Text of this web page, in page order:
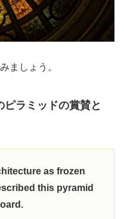
ましょう。
ラミッドの賞賛と
as frozen
this pyramid